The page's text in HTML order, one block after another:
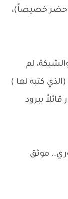
حضر خصيصاً)،
لم
كتبه لها )
ببرود
موثق